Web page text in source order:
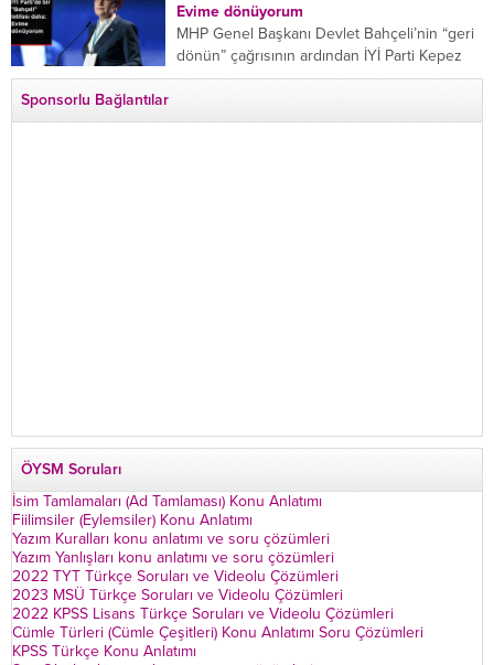
Evime dönüyorum
MHP Genel Başkanı Devlet Bahçeli’nin “geri
dönün” çağrısının ardından İYİ Parti Kepez
İlçe Başkan Yardımcısı Özgür Avcı “Evime
Sponsorlu Bağlantılar
ÖYSM Soruları
İsim Tamlamaları (Ad Tamlaması) Konu Anlatımı
Fiilimsiler (Eylemsiler) Konu Anlatımı
Yazım Kuralları konu anlatımı ve soru çözümleri
Yazım Yanlışları konu anlatımı ve soru çözümleri
2022 TYT Türkçe Soruları ve Videolu Çözümleri
2023 MSÜ Türkçe Soruları ve Videolu Çözümleri
2022 KPSS Lisans Türkçe Soruları ve Videolu Çözümleri
Cümle Türleri (Cümle Çeşitleri) Konu Anlatımı Soru Çözümleri
KPSS Türkçe Konu Anlatımı